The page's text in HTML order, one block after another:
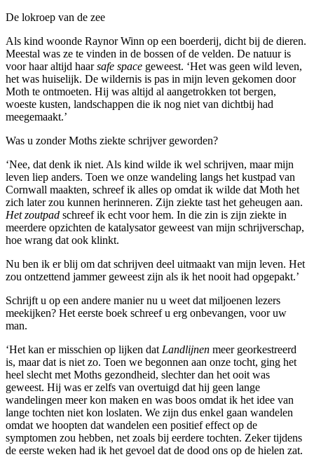
De lokroep van de zee
Als kind woonde Raynor Winn op een boerderij, dicht bij de dieren.
Meestal was ze te vinden in de bossen of de velden. De natuur is
voor haar altijd haarsafe space geweest. ‘Het was geen wild leven,
het was huiselijk. De wildernis is pas in mijn leven gekomen door
Moth te ontmoeten. Hij was altijd al aangetrokken tot bergen,
woeste kusten, landschappen die ik nog niet van dichtbij had
meegemaakt.’
Was u zonder Moths ziekte schrijver geworden?
‘Nee, dat denk ik niet. Als kind wilde ik wel schrijven, maar mijn
leven liep anders. Toen we onze wandeling langs het kustpad van
Cornwall maakten, schreef ik alles op omdat ik wilde dat Moth het
zich later zou kunnen herinneren. Zijn ziekte tast het geheugen aan.
Het zoutpad schreef ik echt voor hem. In die zin is zijn ziekte in
meerdere opzichten de katalysator geweest van mijn schrijverschap,
hoe wrang dat ook klinkt.
Nu ben ik er blij om dat schrijven deel uitmaakt van mijn leven. Het
zou ontzettend jammer geweest zijn als ik het nooit had opgepakt.’
Schrijft u op een andere manier nu u weet dat miljoenen lezers
meekijken? Het eerste boek schreef u erg onbevangen, voor uw
man.
‘Het kan er misschien op lijken dat Landlijnen meer georkestreerd
is, maar dat is niet zo. Toen we begonnen aan onze tocht, ging het
heel slecht met Moths gezondheid, slechter dan het ooit was
geweest. Hij was er zelfs van overtuigd dat hij geen lange
wandelingen meer kon maken en was boos omdat ik het idee van
lange tochten niet kon loslaten. We zijn dus enkel gaan wandelen
omdat we hoopten dat wandelen een positief effect op de
symptomen zou hebben, net zoals bij eerdere tochten. Zeker tijdens
de eerste weken had ik het gevoel dat de dood ons op de hielen zat.